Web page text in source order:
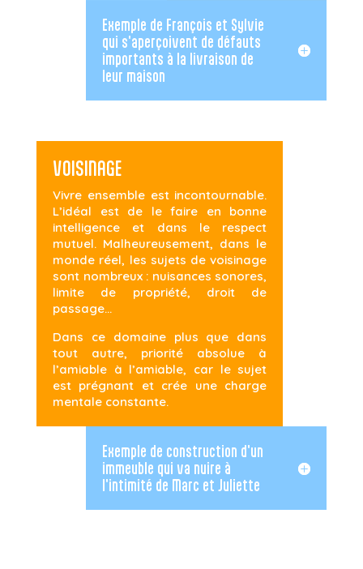
Exemple de François et Sylvie
qui s'aperçoivent de défauts
importants à la livraison de
leur maison
VOISINAGE
Vivre ensemble est incontournable.
L’idéal est de le faire en bonne
intelligence et dans le respect
mutuel. Malheureusement, dans le
monde réel, les sujets de voisinage
sont nombreux : nuisances sonores,
limite de propriété, droit de
passage…
Dans ce domaine plus que dans
tout autre, priorité absolue à
l’amiable à l’amiable, car le sujet
est prégnant et crée une charge
mentale constante.
Exemple de construction d'un
immeuble qui va nuire à
l'intimité de Marc et Juliette